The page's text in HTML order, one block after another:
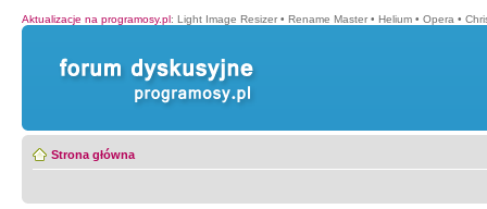
Aktualizacje na programosy.pl: Light Image Resizer • Rename Master • Helium • Opera •
Strona główna